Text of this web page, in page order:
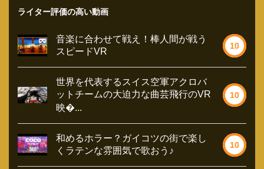
ライター評価の高い動画
音楽に合わせて戦え！棒人間が戦う
スピードVR
10
世界を代表するスイス空軍アクロバ
ットチームの大迫力な曲芸飛行のVR
映�...
10
和めるホラー？ガイコツの街で楽し
くラテンな雰囲気で歌おう♪
10